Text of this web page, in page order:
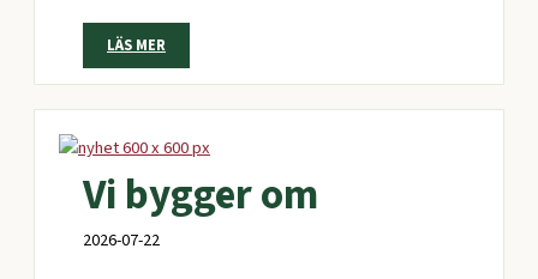
LÄS MER
Vi bygger om
2026-07-22